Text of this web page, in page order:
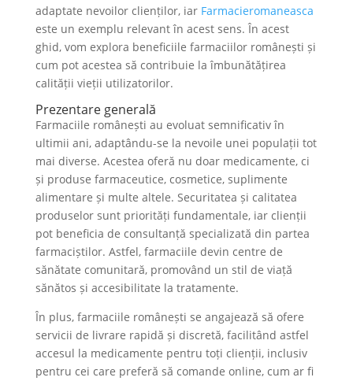
adaptate nevoilor clienților, iar Farmacieromaneasca
este un exemplu relevant în acest sens. În acest
ghid, vom explora beneficiile farmaciilor românești și
cum pot acestea să contribuie la îmbunătățirea
calității vieții utilizatorilor.
Prezentare generală
Farmaciile românești au evoluat semnificativ în
ultimii ani, adaptându-se la nevoile unei populații tot
mai diverse. Acestea oferă nu doar medicamente, ci
și produse farmaceutice, cosmetice, suplimente
alimentare și multe altele. Securitatea și calitatea
produselor sunt priorități fundamentale, iar clienții
pot beneficia de consultanță specializată din partea
farmaciștilor. Astfel, farmaciile devin centre de
sănătate comunitară, promovând un stil de viață
sănătos și accesibilitate la tratamente.
În plus, farmaciile românești se angajează să ofere
servicii de livrare rapidă și discretă, facilitând astfel
accesul la medicamente pentru toți clienții, inclusiv
pentru cei care preferă să comande online, cum ar fi